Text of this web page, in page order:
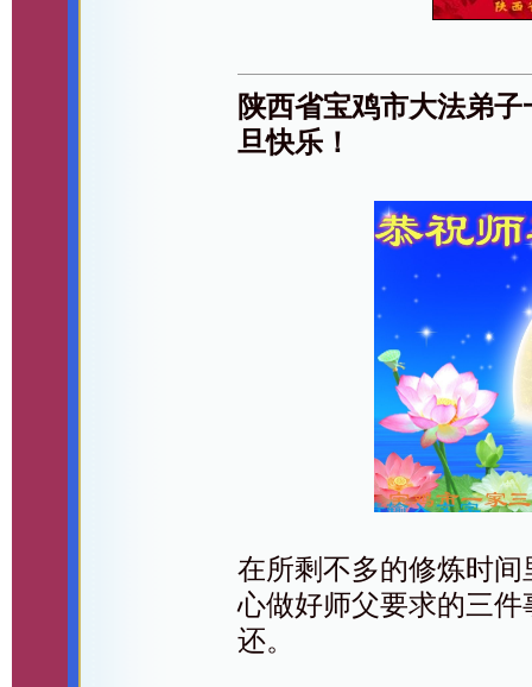
陕西省宝鸡市大法弟
旦快乐！
在所剩不多的修炼时
心做好师父要求的三
还。